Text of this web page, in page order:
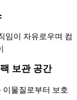
임이 자유로우며 컴
보관 공간
물질로부터 보호